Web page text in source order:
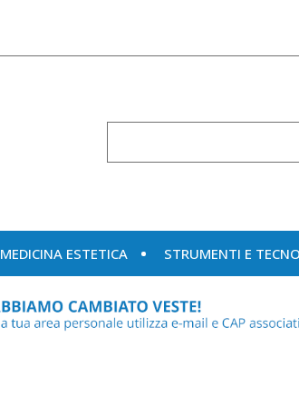
MEDICINA ESTETICA STRUMENTI E